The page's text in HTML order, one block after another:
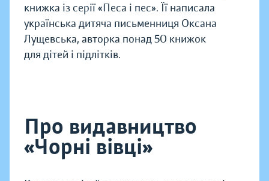
книжка із серії «Песа і пес». Її написала
українська дитяча письменниця Оксана
Лущевська, авторка понад 50 книжок
для дітей і підлітків.
Про видавництво
«Чорні вівці»